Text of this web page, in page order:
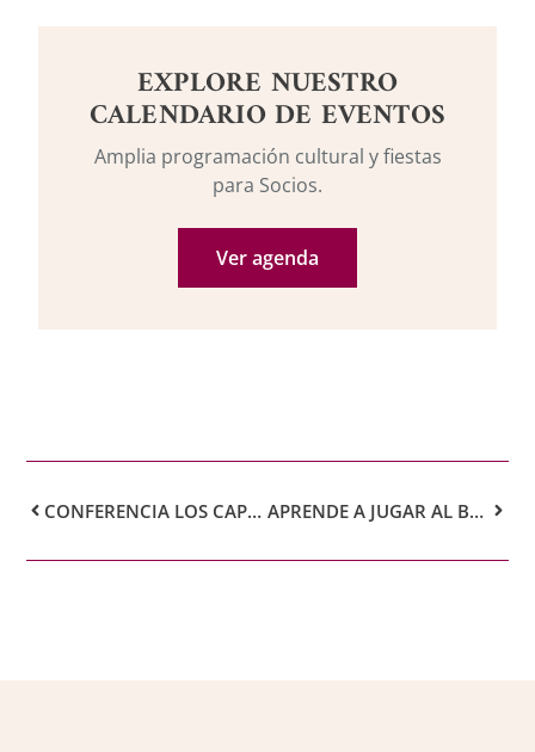
EXPLORE NUESTRO
CALENDARIO DE EVENTOS
Amplia programación cultural y fiestas
para Socios.
Ver agenda
CONFERENCIA LOS CAPITANES GENERALES DE CANARIAS EN EL SIGLO XIX APRENDE A JUGAR AL BRIDGE